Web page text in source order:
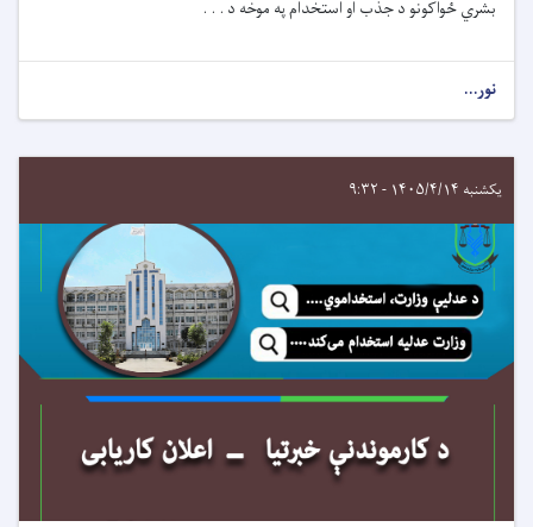
بشري ځواکونو د جذب او استخدام په موخه د . . .
نور...
یکشنبه ۱۴۰۵/۴/۱۴ - ۹:۳۲